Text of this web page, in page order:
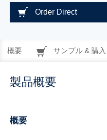
Order Direct
概要 サンプル & 購入
製品概要
概要